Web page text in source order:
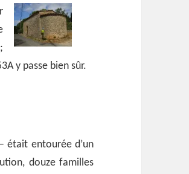
y passe bien sûr.
était entourée d’un
douze familles